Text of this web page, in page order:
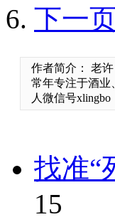
下一
作者简介： 老
常年专注于酒业
人微信号xlingbo
找准“
15